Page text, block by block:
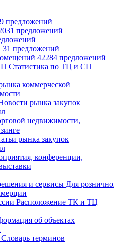
предложений
предложений
31 предложений
42284 предложений
Статистика по ТЦ и СП
коммерческой
рынка закупок
недвижимости,
рынка закупок
конференции,
и сервисы Для
Расположение ТК и ТЦ
об объектах
Словарь терминов